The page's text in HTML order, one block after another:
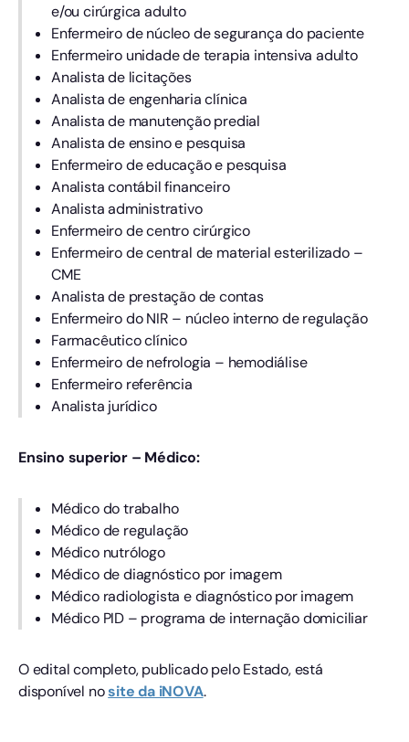
e/ou cirúrgica adulto
Enfermeiro de núcleo de segurança do paciente
Enfermeiro unidade de terapia intensiva adulto
Analista de licitações
Analista de engenharia clínica
Analista de manutenção predial
Analista de ensino e pesquisa
Enfermeiro de educação e pesquisa
Analista contábil financeiro
Analista administrativo
Enfermeiro de centro cirúrgico
Enfermeiro de central de material esterilizado –
CME
Analista de prestação de contas
Enfermeiro do NIR – núcleo interno de regulação
Farmacêutico clínico
Enfermeiro de nefrologia – hemodiálise
Enfermeiro referência
Analista jurídico
Ensino superior – Médico:
Médico do trabalho
Médico de regulação
Médico nutrólogo
Médico de diagnóstico por imagem
Médico radiologista e diagnóstico por imagem
Médico PID – programa de internação domiciliar
O edital completo, publicado pelo Estado, está
disponível nosite da iNOVA.